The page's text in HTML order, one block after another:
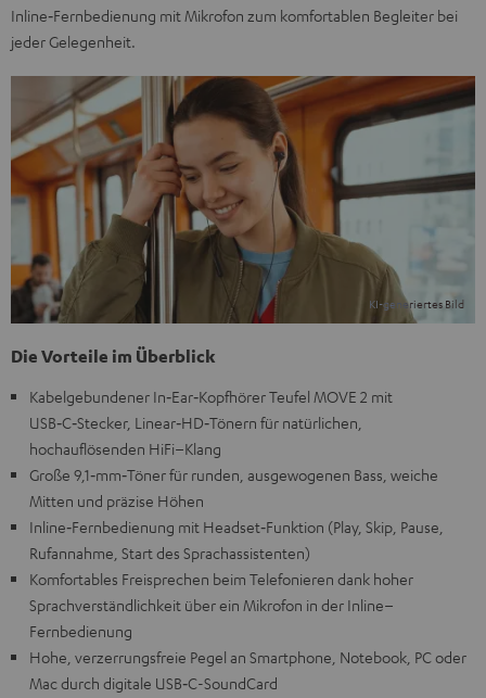
Inline‑Fernbedienung mit Mikrofon zum komfortablen Begleiter bei
jeder Gelegenheit.
Die Vorteile im Überblick
Kabelgebundener In‑Ear‑Kopfhörer Teufel MOVE 2 mit
USB‑C‑Stecker, Linear‑HD‑Tönern für natürlichen,
hochauflösenden HiFi–Klang
Große 9,1‑mm‑Töner für runden, ausgewogenen Bass, weiche
Mitten und präzise Höhen
Inline‑Fernbedienung mit Headset‑Funktion (Play, Skip, Pause,
Rufannahme, Start des Sprachassistenten)
Komfortables Freisprechen beim Telefonieren dank hoher
Sprachverständlichkeit über ein Mikrofon in der Inline–
Fernbedienung
Hohe, verzerrungsfreie Pegel an Smartphone, Notebook, PC oder
Mac durch digitale USB‑C-SoundCard